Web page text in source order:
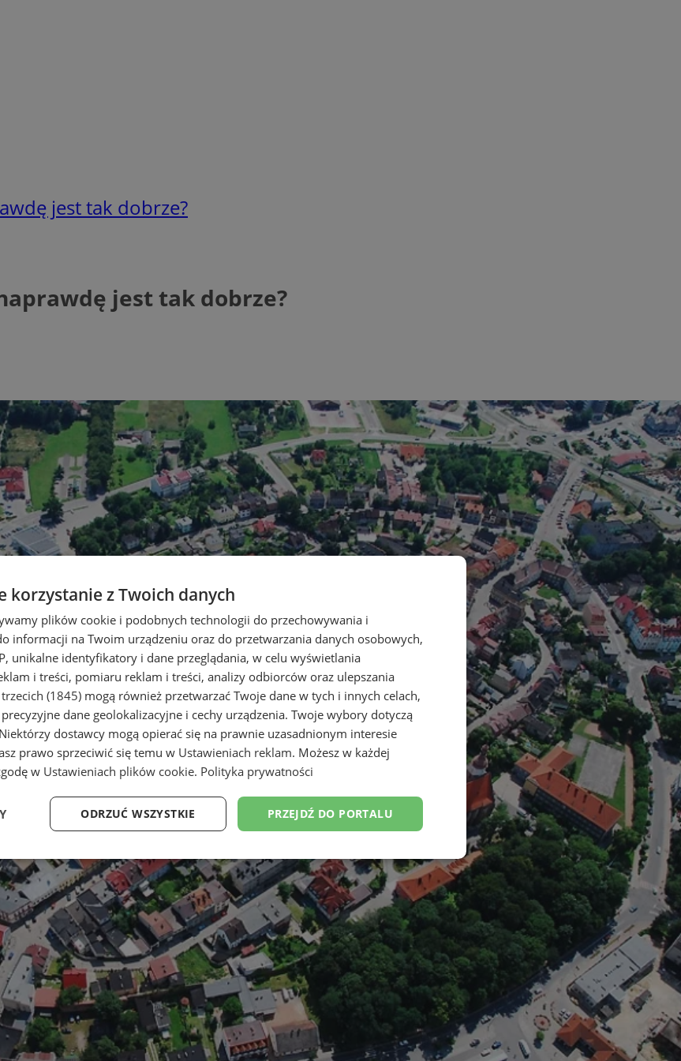
jest tak dobrze?
jest tak dobrze?
korzystanie z Twoich danych
plików cookie i podobnych technologii do przechowywania i
informacji na Twoim urządzeniu oraz do przetwarzania danych osobowych,
unikalne identyfikatory i dane przeglądania, w celu wyświetlania
i treści, pomiaru reklam i treści, analizy odbiorców oraz ulepszania
(1845) mogą również przetwarzać Twoje dane w tych i innych celach,
dane geolokalizacyjne i cechy urządzenia. Twoje wybory dotyczą
dostawcy mogą opierać się na prawnie uzasadnionym interesie
prawo sprzeciwić się temu w Ustawieniach reklam. Możesz w każdej
w Ustawieniach plików cookie. Polityka prywatności
PRZEJDŹ DO PORTALU
ODRZUĆ WSZYSTKIE
Wydajność Targetowanie Funkcjonalność Niesklasyfikowane
Wydajność Targetowanie Funkcjonalność Niesklasyfikowane
korzystanie z podstawowych funkcji strony internetowej, takich jak logowanie użytkownika i
plików cookie nie można prawidłowo korzystać ze strony internetowej.
Provider/ Domena
Okres
przechowywania
Opis